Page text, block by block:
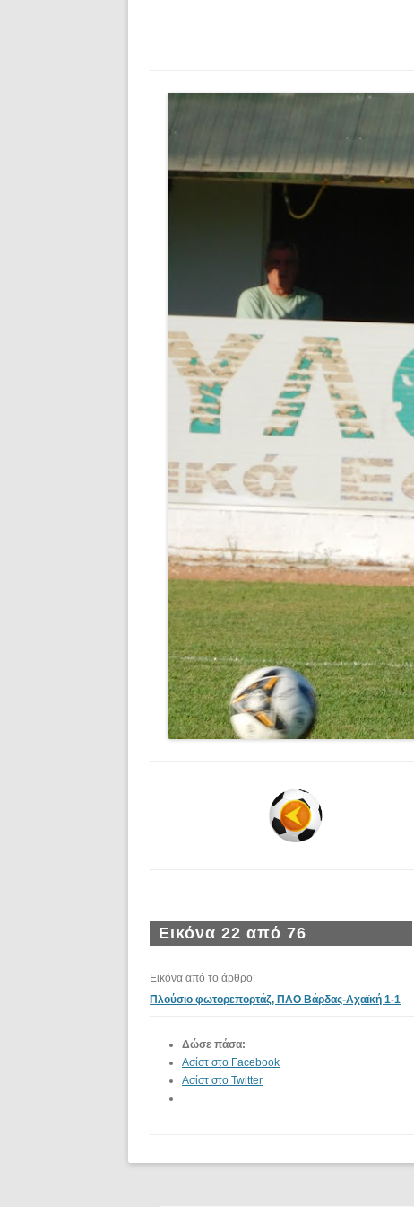
Εικόνα 22 από 76
Εικόνα από το άρθρο:
Πλούσιο φωτορεπορτάζ, ΠΑΟ Βάρδας-Αχαϊκή 1-1
Δώσε πάσα:
Ασίστ στο Facebook
Ασίστ στο Twitter